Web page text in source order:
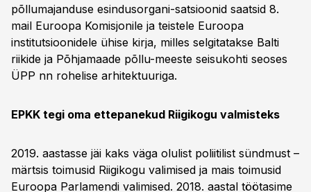
põllumajanduse esindusorgani-satsioonid saatsid 8.
mail Euroopa Komisjonile ja teistele Euroopa
institutsioonidele ühise kirja, milles selgitatakse Balti
riikide ja Põhjamaade põllu-meeste seisukohti seoses
ÜPP nn rohelise arhitektuuriga.
EPKK tegi oma ettepanekud Riigikogu valmisteks
2019. aastasse jäi kaks väga olulist poliitilist sündmust –
märtsis toimusid Riigikogu valimised ja mais toimusid
Euroopa Parlamendi valimised. 2018. aastal töötasime